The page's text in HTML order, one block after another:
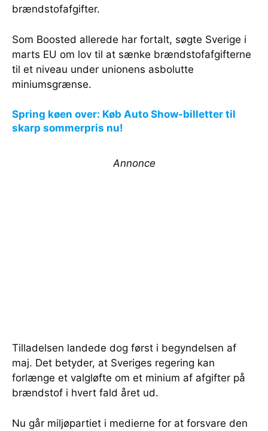
brændstofafgifter.
Som Boosted allerede har fortalt, søgte Sverige i
marts EU om lov til at sænke brændstofafgifterne
til et niveau under unionens asbolutte
miniumsgrænse.
Spring køen over: Køb Auto Show-billetter til
skarp sommerpris nu!
Annonce
Tilladelsen landede dog først i begyndelsen af
maj. Det betyder, at Sveriges regering kan
forlænge et valgløfte om et minium af afgifter på
brændstof i hvert fald året ud.
Nu går miljøpartiet i medierne for at forsvare den